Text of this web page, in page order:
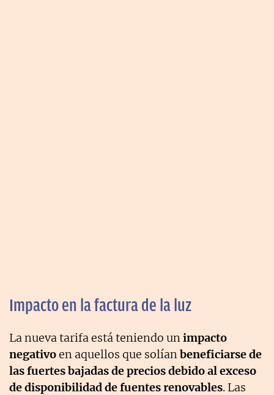
Impacto en la factura de la luz
La nueva tarifa está teniendo unimpacto
negativoen aquellos que solíanbeneficiarse de
las fuertes bajadas de precios debido al exceso
de disponibilidad de fuentes renovables. Las